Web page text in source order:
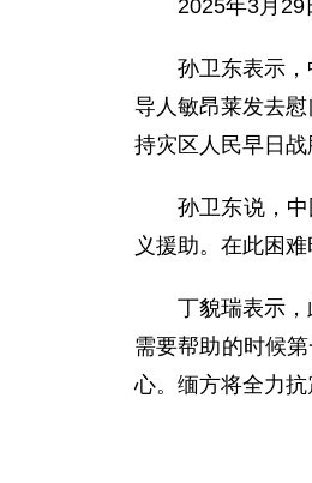
2025年3月29
孙卫东表示
导人敏昂莱发去
持灾区人民早日战
孙卫东说，
义援助。在此困
丁貌瑞表示
需要帮助的时候
心。缅方将全力